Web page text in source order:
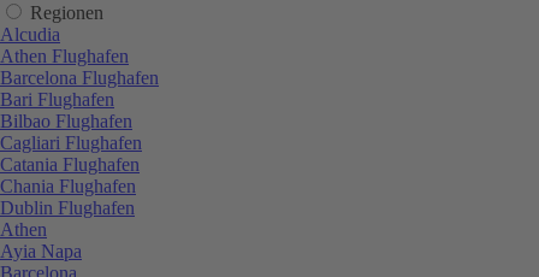
Regionen
Alcudia
Athen Flughafen
Barcelona Flughafen
Bari Flughafen
Bilbao Flughafen
Cagliari Flughafen
Catania Flughafen
Chania Flughafen
Dublin Flughafen
Athen
Ayia Napa
Barcelona